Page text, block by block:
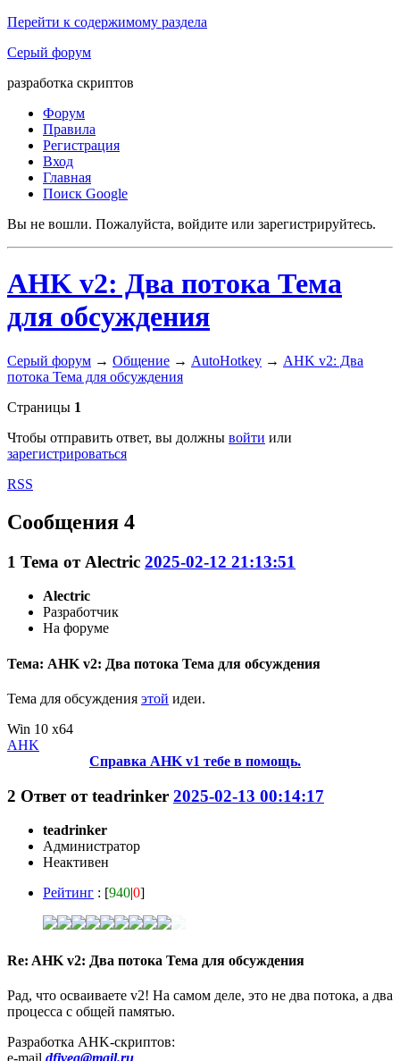
Перейти к содержимому раздела
Серый форум
разработка скриптов
Форум
Правила
Регистрация
Вход
Главная
Поиск Google
Вы не вошли. Пожалуйста, войдите или зарегистрируйтесь.
AHK v2: Два потока Тема
для обсуждения
Серый форум → Общение → AutoHotkey → AHK v2: Два
потока Тема для обсуждения
Страницы 1
Чтобы отправить ответ, вы должны войти или
зарегистрироваться
RSS
Сообщения 4
1 Тема от Alectric 2025-02-12 21:13:51
Alectric
Разработчик
На форуме
Тема: AHK v2: Два потока Тема для обсуждения
Тема для обсуждения этой идеи.
Win 10 x64
AHK
Справка AHK v1 тебе в помощь.
2 Ответ отteadrinker 2025-02-13 00:14:17
teadrinker
Администратор
Неактивен
Рейтинг : [940|0]
Re: AHK v2: Два потока Тема для обсуждения
Рад, что осваиваете v2! На самом деле, это не два потока, а два
процесса с общей памятью.
Разработка AHK-скриптов:
e-mail dfiveg@mail.ru